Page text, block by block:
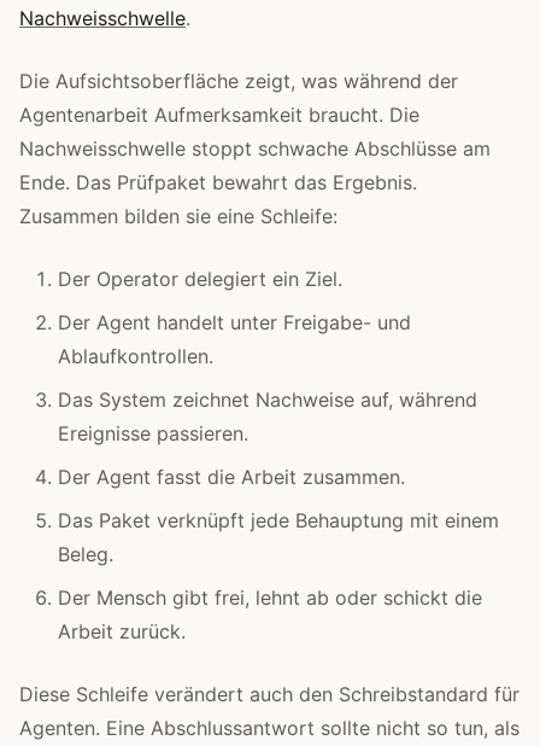
Nachweisschwelle.
Die Aufsichtsoberfläche zeigt, was während der
Agentenarbeit Aufmerksamkeit braucht. Die
Nachweisschwelle stoppt schwache Abschlüsse am
Ende. Das Prüfpaket bewahrt das Ergebnis.
Zusammen bilden sie eine Schleife:
Der Operator delegiert ein Ziel.
Der Agent handelt unter Freigabe- und
Ablaufkontrollen.
Das System zeichnet Nachweise auf, während
Ereignisse passieren.
Der Agent fasst die Arbeit zusammen.
Das Paket verknüpft jede Behauptung mit einem
Beleg.
Der Mensch gibt frei, lehnt ab oder schickt die
Arbeit zurück.
Diese Schleife verändert auch den Schreibstandard für
Agenten. Eine Abschlussantwort sollte nicht so tun, als